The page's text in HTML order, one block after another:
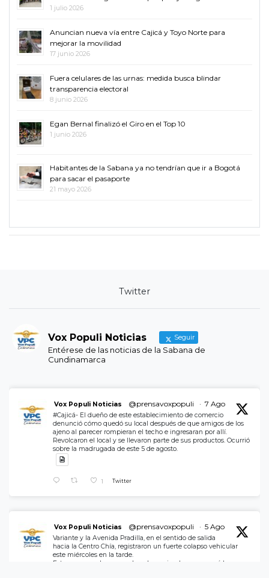
1 julio 2026
Anuncian nueva vía entre Cajicá y Toyo Norte para
mejorar la movilidad
17 junio 2026
Fuera celulares de las urnas: medida busca blindar
transparencia electoral
8 junio 2026
Egan Bernal finalizó el Giro en el Top 10
1 junio 2026
Habitantes de la Sabana ya no tendrían que ir a Bogotá
para sacar el pasaporte
21 mayo 2026
Twitter
Vox Populi Noticias Seguir
Entérese de las noticias de la Sabana de
Cundinamarca
Vox Populi Noticias @prensavoxpopuli · 7 Ago
#Cajicá- El dueño de este establecimiento de comercio
denunció cómo quedó su local después de que amigos de los
ajeno al parecer rompieran el techo e ingresaran por allí.
Revolcaron el local y se llevaron parte de sus productos. Ocurrió
sobre la madrugada de este 5 de agosto.
1 Twitter
Vox Populi Noticias @prensavoxpopuli · 5 Ago
Variante y la Avenida Pradilla, en el sentido de salida
hacia la Centro Chía, registraron un fuerte colapso vehicular
este miércoles en la tarde.
Esto por reparcheo a en plena hora pico, lo que agravó la